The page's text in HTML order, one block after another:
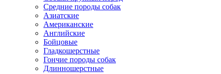
Средние породы собак
Азиатские
Американские
Английские
Бойцовые
Гладкошерстные
Гончие породы собак
Длинношерстные